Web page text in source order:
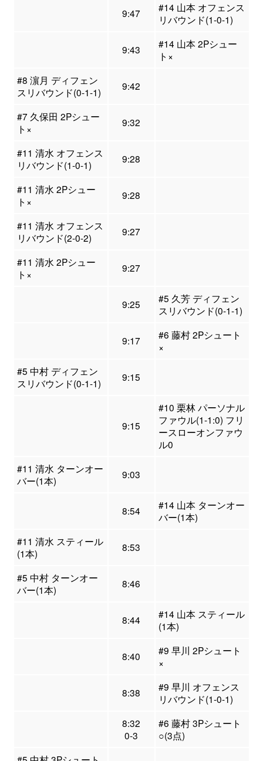
9:47
#14 山本 オフェンス
リバウンド(1-0-1)
9:43
#14 山本 2Pシュー
ト×
#8 濵月 ディフェン
スリバウンド(0-1-1)
9:42
#7 久保田 2Pシュー
ト×
9:32
#11 清水 オフェンス
リバウンド(1-0-1)
9:28
#11 清水 2Pシュー
ト×
9:28
#11 清水 オフェンス
リバウンド(2-0-2)
9:27
#11 清水 2Pシュー
ト×
9:27
9:25
#5 久芳 ディフェン
スリバウンド(0-1-1)
9:17
#6 藤村 2Pシュート
×
#5 中村 ディフェン
スリバウンド(0-1-1)
9:15
9:15
#10 栗林 パーソナル
ファウル(1-1:0) フリ
ースローオンファウ
ル0
#11 清水 ターンオー
バー(1本)
9:03
8:54
#14 山本 ターンオー
バー(1本)
#11 清水 スティール
(1本)
8:53
#5 中村 ターンオー
バー(1本)
8:46
8:44
#14 山本 スティール
(1本)
8:40
#9 早川 2Pシュート
×
8:38
#9 早川 オフェンス
リバウンド(1-0-1)
8:32
0-3
#6 藤村 3Pシュート
○(3点)